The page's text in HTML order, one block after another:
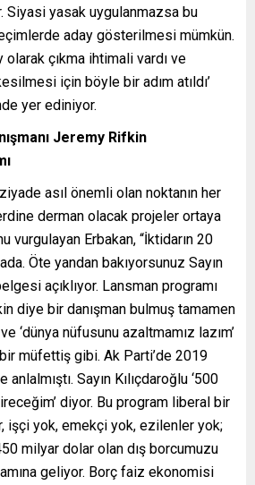
Siyasi yasak uygulanmazsa bu
aday gösterilmesi mümkün.
olarak çıkma ihtimali vardı ve
için böyle bir adım atıldı’
yer ediniyor.
Jeremy Rifkin
asıl önemli olan noktanın her
derman olacak projeler ortaya
vurgulayan Erbakan, “İktidarın 20
Öte yandan bakıyorsunuz Sayın
açıklıyor. Lansman programı
diye bir danışman bulmuş tamamen
‘dünya nüfusunu azaltmamız lazım’
müfettiş gibi. Ak Parti’de 2019
Sayın Kılıçdaroğlu ‘500
diyor. Bu program liberal bir
işçi yok, emekçi yok, ezilenler yok;
milyar dolar olan dış borcumuzu
geliyor. Borç faiz ekonomisi